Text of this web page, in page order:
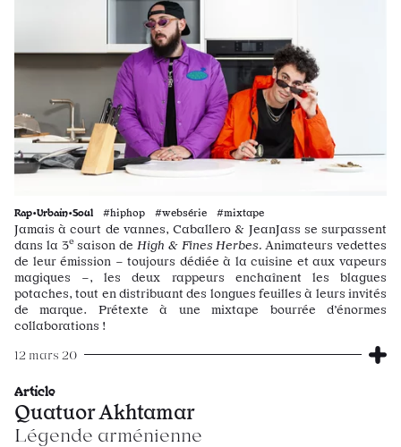
Rap•Urbain•Soul #hiphop #websérie #mixtape
Jamais à court de vannes, Caballero & JeanJass se surpassent
dans la 3esaison de High & Fines Herbes. Animateurs vedettes
de leur émission – toujours dédiée à la cuisine et aux vapeurs
magiques –, les deux rappeurs enchaînent les blagues
potaches, tout en distribuant des longues feuilles à leurs invités
de marque. Prétexte à une mixtape bourrée d’énormes
collaborations !
12 mars 20
Article
Quatuor Akhtamar
Légende arménienne